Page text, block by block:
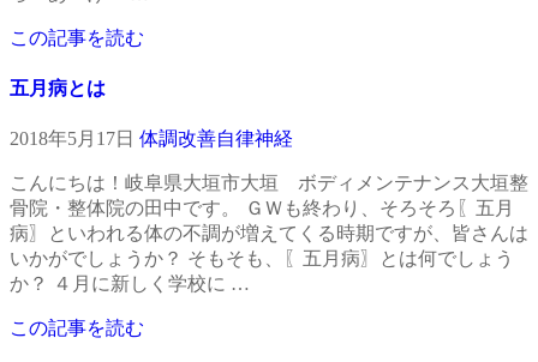
この記事を読む
五月病とは
2018年5月17日 体調改善自律神経
こんにちは！岐阜県大垣市大垣 ボディメンテナンス大垣整
骨院・整体院の田中です。 ＧＷも終わり、そろそろ〖五月
病〗といわれる体の不調が増えてくる時期ですが、皆さんは
いかがでしょうか？ そもそも、〖五月病〗とは何でしょう
か？ ４月に新しく学校に …
この記事を読む